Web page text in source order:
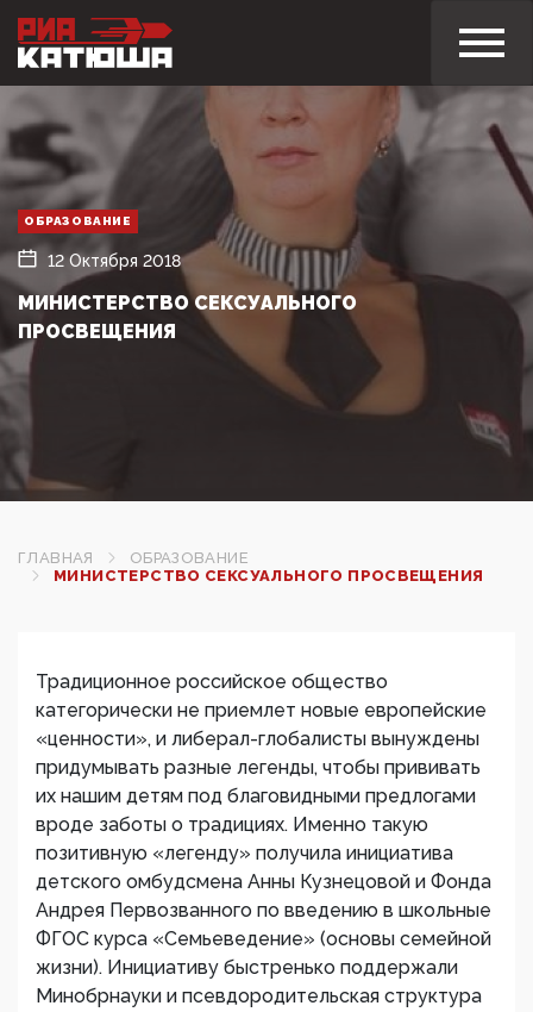
ОБРАЗОВАНИЕ
12 Октября 2018
МИНИСТЕРСТВО СЕКСУАЛЬНОГО
ПРОСВЕЩЕНИЯ
ГЛАВНАЯ
ОБРАЗОВАНИЕ
МИНИСТЕРСТВО СЕКСУАЛЬНОГО ПРОСВЕЩЕНИЯ
Традиционное российское общество
категорически не приемлет новые европейские
«ценности», и либерал-глобалисты вынуждены
придумывать разные легенды, чтобы прививать
их нашим детям под благовидными предлогами
вроде заботы о традициях. Именно такую
позитивную «легенду» получила инициатива
детского омбудсмена Анны Кузнецовой и Фонда
Андрея Первозванного по введению в школьные
ФГОС курса «Семьеведение» (основы семейной
жизни). Инициативу быстренько поддержали
Минобрнауки и псевдородительская структура